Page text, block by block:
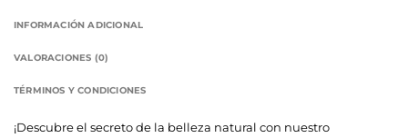
INFORMACIÓN ADICIONAL
VALORACIONES (0)
TÉRMINOS Y CONDICIONES
¡Descubre el secreto de la belleza natural con nuestro